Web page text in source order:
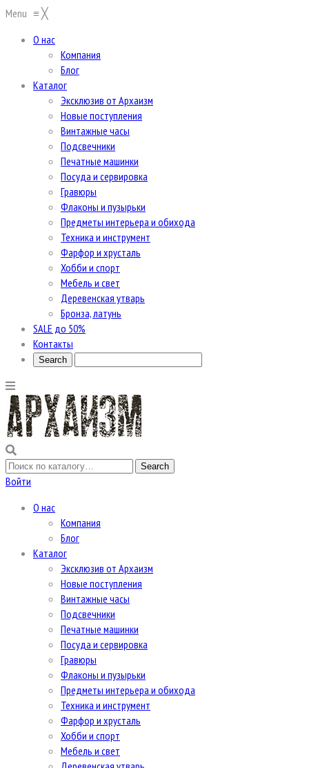
Menu ≡╳
О нас
Компания
Блог
Каталог
Эксклюзив от Архаизм
Новые поступления
Винтажные часы
Подсвечники
Печатные машинки
Посуда и сервировка
Гравюры
Флаконы и пузырьки
Предметы интерьера и обихода
Техника и инструмент
Фарфор и хрусталь
Хобби и спорт
Мебель и свет
Деревенская утварь
Бронза, латунь
SALE до 50%
Контакты
Войти
О нас
Компания
Блог
Каталог
Эксклюзив от Архаизм
Новые поступления
Винтажные часы
Подсвечники
Печатные машинки
Посуда и сервировка
Гравюры
Флаконы и пузырьки
Предметы интерьера и обихода
Техника и инструмент
Фарфор и хрусталь
Хобби и спорт
Мебель и свет